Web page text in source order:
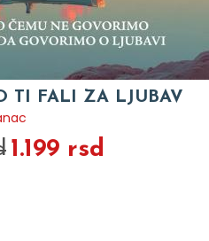
TI FALI ZA LJUBAV
1.199 rsd